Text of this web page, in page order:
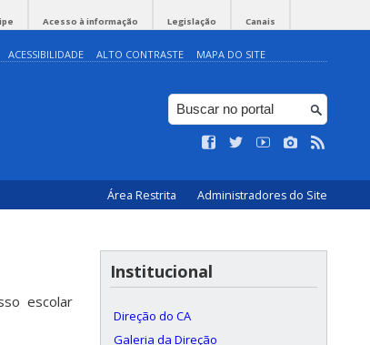
Acesso à informação Legislação Canais
ACESSIBILIDADE ALTO CONTRASTE MAPA DO SITE
Área Restrita Administradores do Site
escolar
Institucional
Direção do CA
Galeria da Direção